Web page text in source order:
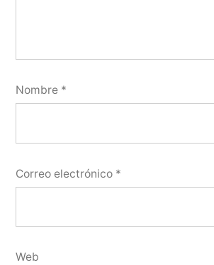
Nombre *
Correo electrónico *
Web